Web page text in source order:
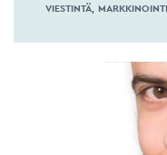
VIESTINTÄ MARKKINOINTI